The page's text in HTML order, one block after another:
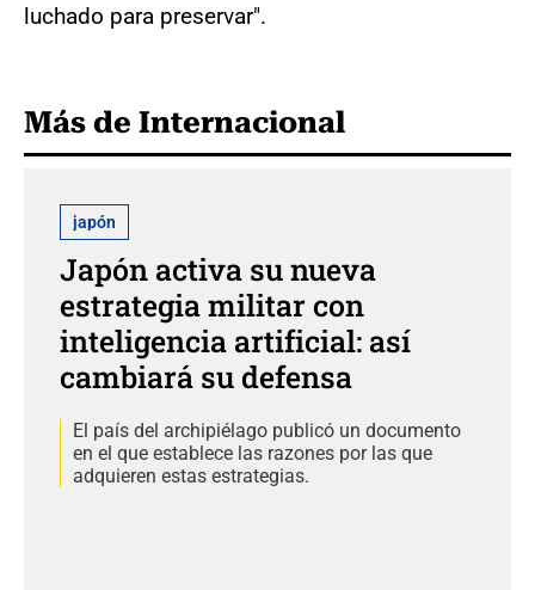
luchado para preservar".
Más de Internacional
japón
Japón activa su nueva
estrategia militar con
inteligencia artificial: así
cambiará su defensa
El país del archipiélago publicó un documento
en el que establece las razones por las que
adquieren estas estrategias.